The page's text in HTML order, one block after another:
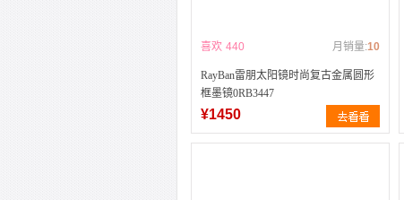
喜欢 440 月销量:10
RayBan雷朋太阳镜时尚复古金属圆形
框墨镜0RB3447
¥1450